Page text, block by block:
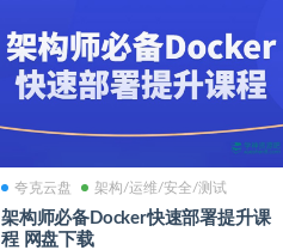
夸克云盘 架构/运维/安全/测试
架构师必备Docker快速部署提升课
程 网盘下载